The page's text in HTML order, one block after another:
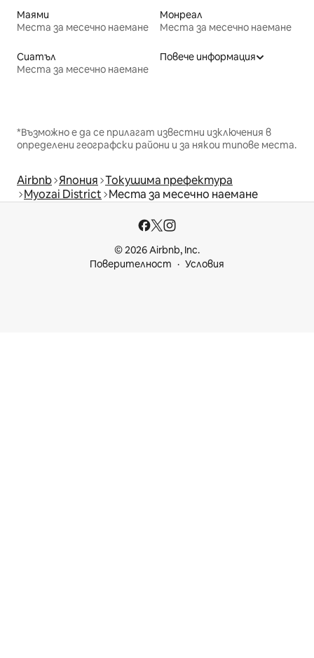
Маями
Места за месечно наемане
Монреал
Места за месечно наемане
Сиатъл
Места за месечно наемане
Повече информация
*Възможно е да се прилагат известни изключения в
определени географски райони и за някои типове места.
Airbnb Япония Токушима префектура
Myozai District Места за месечно наемане
© 2026 Airbnb, Inc.
Поверителност
Условия